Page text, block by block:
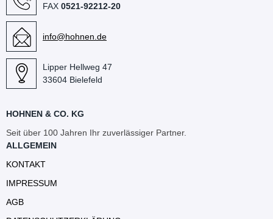
FAX 0521-92212-20
info@hohnen.de
Lipper Hellweg 47
33604 Bielefeld
HOHNEN & CO. KG
Seit über 100 Jahren Ihr zuverlässiger Partner.
ALLGEMEIN
KONTAKT
IMPRESSUM
AGB